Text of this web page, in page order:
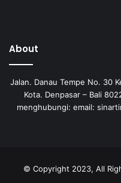
About
Jalan. Danau Tempe No. 30
Kota. Denpasar – Bali
menghubungi: email:
© Copyright 2023, All